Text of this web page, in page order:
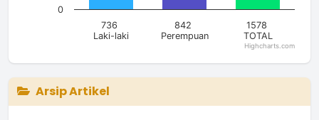
736
Laki-laki
842
Perempuan
1578
TOTAL
0
Highcharts.com
Arsip Artikel